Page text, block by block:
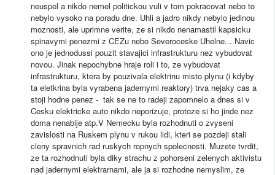
neuspel a nikdo nemel politickou vuli v tom pokracovat nebo to
nebylo vysoko na poradu dne. Uhli a jadro nikdy nebylo jedinou
moznosti, ale uprimne verite, ze si nikdo nenamastil kapsicku
spinavymi penezmi z CEZu nebo Severoceske Uhelne... Navic
ono je jednodussi pouzit stavajici infrastrukturu nez vybudovat
novou. Jinak nepochybne hraje roli i to, ze vybudovat
infrastrukturu, ktera by pouzivala elektrinu misto plynu (i kdyby
ta eletkrina byla vyrabena jadernymi reaktory) trva nejaky cas a
stoji hodne penez - tak se ne to radeji zapomnelo a dnes si v
Cesku elektricke auto nikdo neporizuje, protoze si ho jinde nez
doma nenabije atp.V Nemecku byla rozhodnuti o zvyseni
zavislosti na Ruskem plynu v rukou lidi, kteri se pozdeji stali
cleny spravnich rad ruskych ropnych spolecnosti. Muzete tvrdit,
ze ta rozhodnuti byla diky strachu z pohorseni zelenych aktivistu
nad jadernymi elektrarnami, ale ja si rozhodne nemyslim, ze